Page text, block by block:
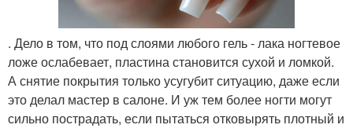
. Дело в том, что под слоями любого гель - лака ногтевое
ложе ослабевает, пластина становится сухой и ломкой.
А снятие покрытия только усугубит ситуацию, даже если
это делал мастер в салоне. И уж тем более ногти могут
сильно пострадать, если пытаться отковырять плотный и